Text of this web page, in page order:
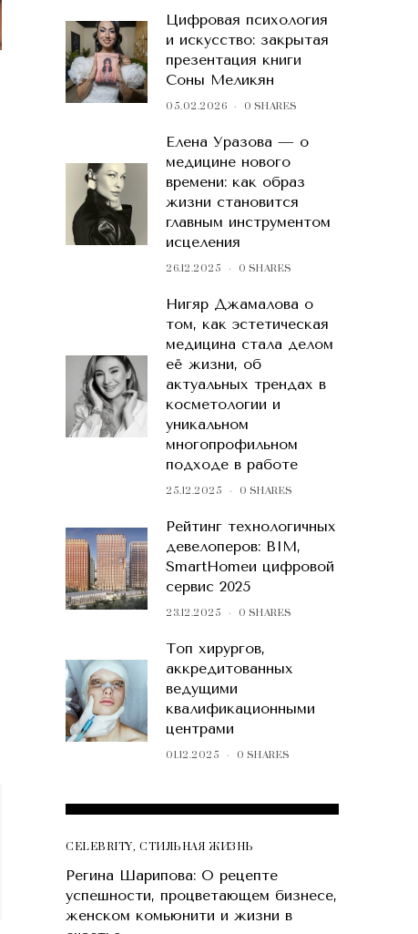
Цифровая психология
и искусство: закрытая
презентация книги
Соны Меликян
05.02.2026 0 SHARES
Елена Уразова — о
медицине нового
времени: как образ
жизни становится
главным инструментом
исцеления
26.12.2025 0 SHARES
Нигяр Джамалова о
том, как эстетическая
медицина стала делом
её жизни, об
актуальных трендах в
косметологии и
уникальном
многопрофильном
подходе в работе
25.12.2025 0 SHARES
Рейтинг технологичных
девелоперов: BIM,
SmartHomeи цифровой
сервис 2025
23.12.2025 0 SHARES
Топ хирургов,
аккредитованных
ведущими
квалификационными
центрами
01.12.2025 0 SHARES
CELEBRITY,СТИЛЬНАЯ ЖИЗНЬ
Регина Шарипова: О рецепте
успешности, процветающем бизнесе,
женском комьюнити и жизни в